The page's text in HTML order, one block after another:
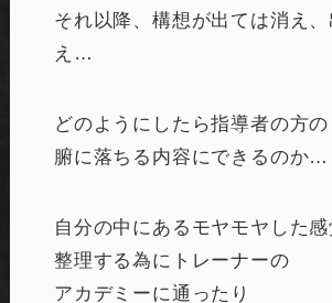
それ以降、構想が出ては消え
え…
どのようにしたら指導者の方の
腑に落ちる内容にできるのか…
自分の中にあるモヤモヤした感
整理する為にトレーナーの
アカデミーに通ったり